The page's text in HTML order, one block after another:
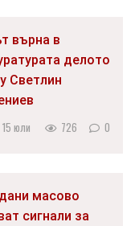
върна в
делото
Светлин
15 юли 726 0
масово
сигнали за